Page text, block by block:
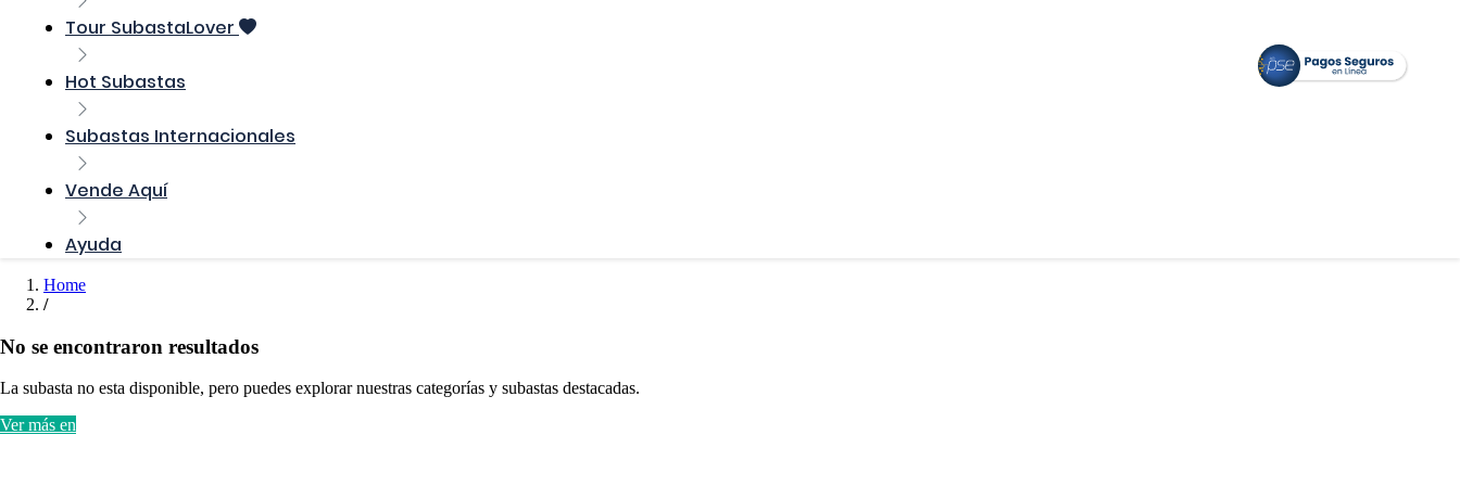
Tour SubastaLover
Hot Subastas
Subastas Internacionales
Vende Aquí
Ayuda
Home
No se encontraron resultados
La subasta no esta disponible, pero puedes explorar nuestras categorías y subastas destacadas.
Ver más en